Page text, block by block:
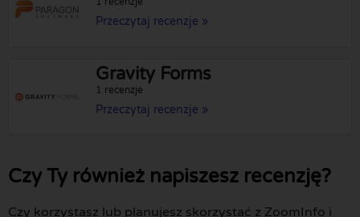
Przeczytaj recenzje »
Gravity Forms
1 recenzje
Przeczytaj recenzje »
Czy Ty również napiszesz recenzję?
Czy korzystasz lub planujesz skorzystać z ZoomInfo i